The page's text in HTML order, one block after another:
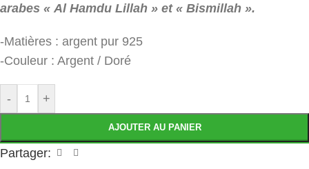
arabes « Al Hamdu Lillah » et « Bismillah ».
-Matières : argent pur 925
-Couleur : Argent / Doré
- +
AJOUTER AU PANIER
Partager: